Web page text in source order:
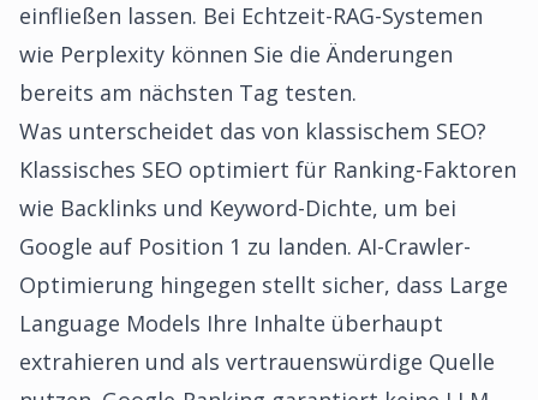
einfließen lassen. Bei Echtzeit-RAG-Systemen
wie Perplexity können Sie die Änderungen
bereits am nächsten Tag testen.
Was unterscheidet das von klassischem SEO?
Klassisches SEO optimiert für Ranking-Faktoren
wie Backlinks und Keyword-Dichte, um bei
Google auf Position 1 zu landen. AI-Crawler-
Optimierung hingegen stellt sicher, dass Large
Language Models Ihre Inhalte überhaupt
extrahieren und als vertrauenswürdige Quelle